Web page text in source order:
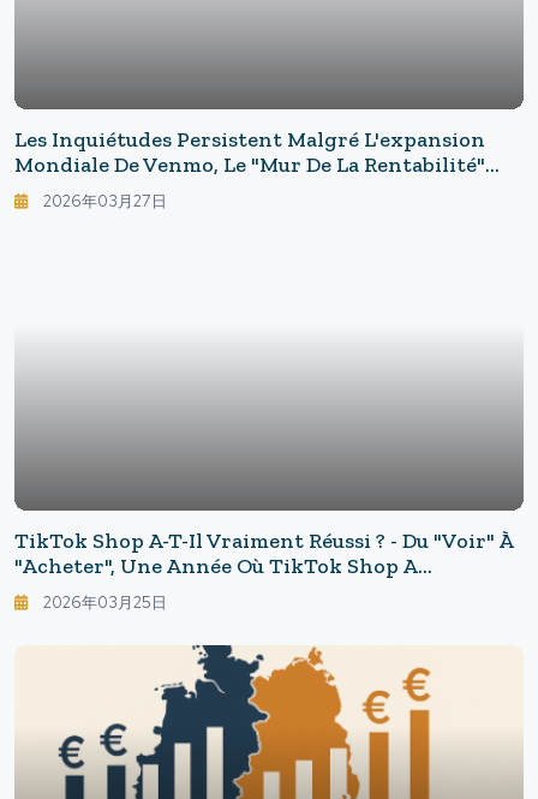
Les Inquiétudes Persistent Malgré L'expansion
Mondiale De Venmo, Le "mur De La Rentabilité"
Auquel PayPal Est Confronté.
2026年03月27日
TikTok Shop A-T-Il Vraiment Réussi ? - Du "voir" À
"acheter", Une Année Où TikTok Shop A
Bouleversé Le Commerce Électronique En
Allemagne
2026年03月25日